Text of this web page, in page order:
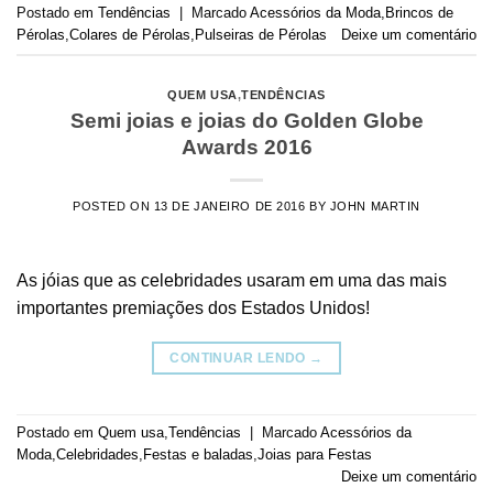
Postado em Tendências | Marcado Acessórios da Moda Brincos de
Pérolas Colares de Pérolas Pulseiras de Pérolas Deixe um comentário
QUEM USA,TENDÊNCIAS
Semi joias e joias do Golden Globe
Awards 2016
POSTED ON 13 DE JANEIRO DE 2016 BY JOHN MARTIN
As jóias que as celebridades usaram em uma das mais
importantes premiações dos Estados Unidos!
CONTINUAR LENDO →
Postado em Quem usa,Tendências Marcado Acessórios da
Moda,Celebridades, Festas e baladas,Joias para Festas
Deixe um comentário